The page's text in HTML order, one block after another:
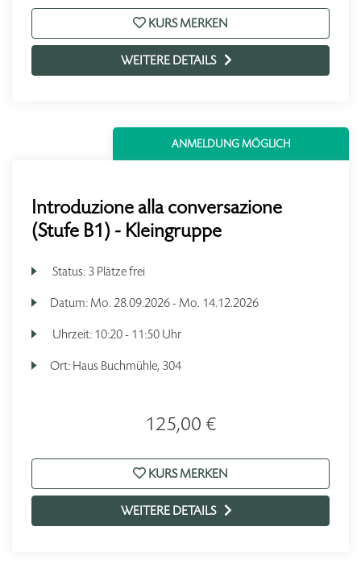
KURS MERKEN
WEITERE DETAILS
ANMELDUNG MÖGLICH
Introduzione alla conversazione
(Stufe B1) - Kleingruppe
Status: 3 Plätze frei
Datum: Mo. 28.09.2026 - Mo. 14.12.2026
Uhrzeit: 10:20 - 11:50 Uhr
Ort: Haus Buchmühle, 304
125,00 €
KURS MERKEN
WEITERE DETAILS